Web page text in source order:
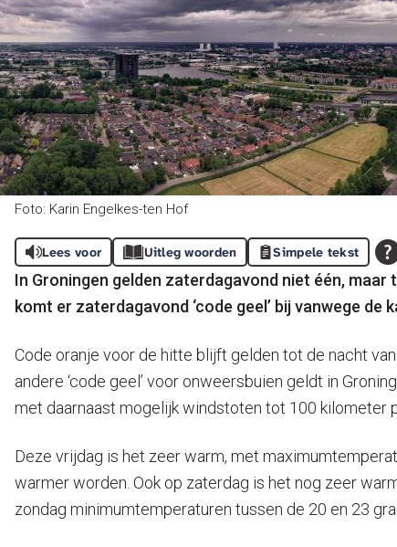
Foto: Karin Engelkes-ten Hof
Lees voor Uitleg woorden Simpele tekst
In Groningen gelden zaterdagavond niet één, maar
komt er zaterdagavond ‘code geel’ bij vanwege de
Code oranje voor de hitte blijft gelden tot de nacht
andere ‘code geel’ voor onweersbuien geldt in
met daarnaast mogelijk windstoten tot 100 kilometer
Deze vrijdag is het zeer warm, met
warmer worden. Ook op zaterdag is het nog zeer
zondag minimumtemperaturen tussen de 20 en 23